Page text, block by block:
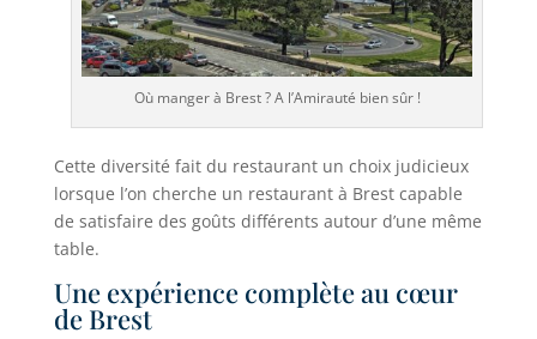
Où manger à Brest ? A l’Amirauté bien sûr !
Cette diversité fait du restaurant un choix judicieux
lorsque l’on cherche un restaurant à Brest capable
de satisfaire des goûts différents autour d’une même
table.
Une expérience complète au cœur
de Brest